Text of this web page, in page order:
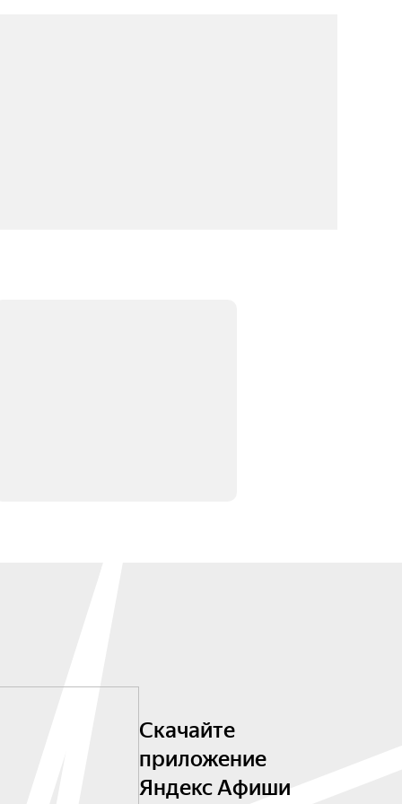
Скачайте
приложение
Яндекс Афиши